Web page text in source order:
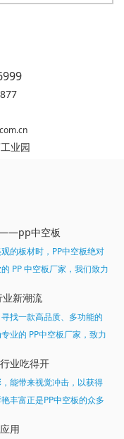
业园
——pp中空板
的板材时，PP中空板绝对
PP 中空板厂家，我们致力
业新潮流
找一款高品质、多功能的
业的 PP中空板厂家，致力
品 ——PP中空板。...
业吃得开
能带来视觉冲击，以获得
丰富正是PP中空板的众多
广告板深受行业的推崇。...
用